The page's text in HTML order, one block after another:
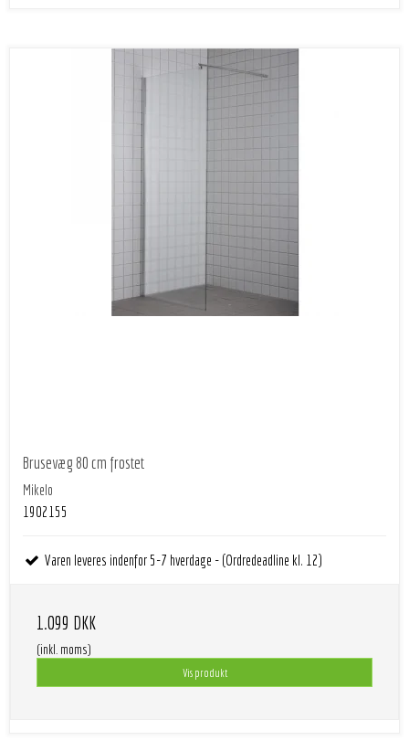
Brusevæg 80 cm frostet
Mikelo
1902155
Varen leveres indenfor 5-7 hverdage - (Ordredeadline kl. 12)
1.099 DKK
(inkl. moms)
Vis produkt